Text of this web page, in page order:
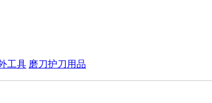
工具 磨刀护刀用品